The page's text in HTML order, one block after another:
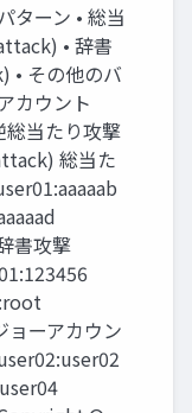
ターン • 総当
• 辞書
• その他のバ
カウント
当たり攻撃
総当た
書攻撃
ョーアカウン